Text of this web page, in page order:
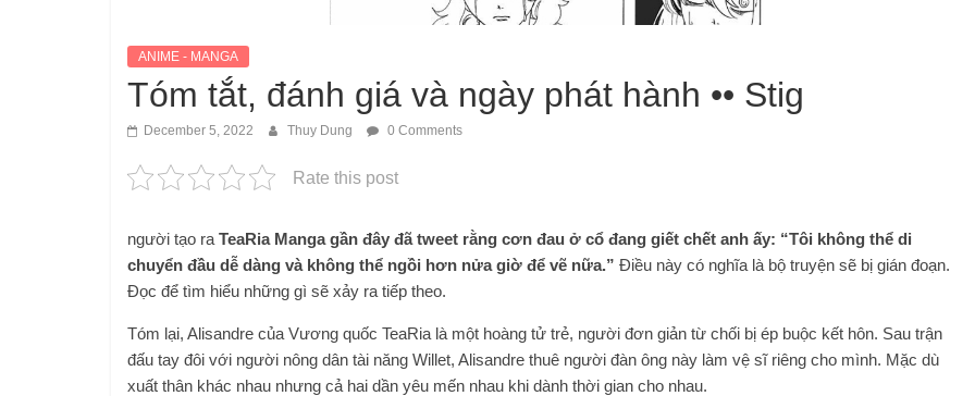
ANIME - MANGA
Tóm tắt, đánh giá và ngày phát hành •• Stig
December 5, 2022 Thuy Dung 0 Comments
Rate this post
người tạo ra TeaRia Manga gần đây đã tweet rằng cơn đau ở cổ đang giết chết anh ấy: “Tôi không thể di
chuyển đầu dễ dàng và không thể ngồi hơn nửa giờ để vẽ nữa.” Điều này có nghĩa là bộ truyện sẽ bị gián đoạn.
Đọc để tìm hiểu những gì sẽ xảy ra tiếp theo.
Tóm lại, Alisandre của Vương quốc TeaRia là một hoàng tử trẻ, người đơn giản từ chối bị ép buộc kết hôn. Sau trận
đấu tay đôi với người nông dân tài năng Willet, Alisandre thuê người đàn ông này làm vệ sĩ riêng cho mình. Mặc dù
xuất thân khác nhau nhưng cả hai dần yêu mến nhau khi dành thời gian cho nhau.